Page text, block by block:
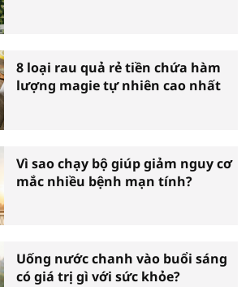
8 loại rau quả rẻ tiền chứa hàm
lượng magie tự nhiên cao nhất
Vì sao chạy bộ giúp giảm nguy cơ
mắc nhiều bệnh mạn tính?
Uống nước chanh vào buổi sáng
có giá trị gì với sức khỏe?